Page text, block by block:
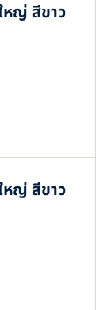
หญ่ สีขาว
หญ่ สีขาว